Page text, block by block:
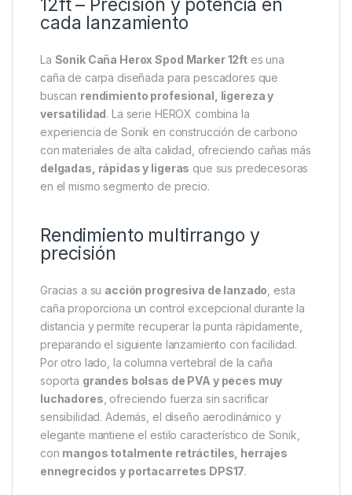
Descripción Specification
Sonik Caña Herox Spod Marker
12ft – Precisión y potencia en
LaSonik Caña Herox Spod Marker 12ft
es una
caña de carpa diseñada para pescadores que
buscan rendimiento profesional, ligereza y
versatilidad. La serie HEROX combina la
experiencia de Sonik en construcción de carbono
con materiales de alta calidad, ofreciendo cañas más
delgadas, rápidas y ligerasque sus predecesoras
en el mismo segmento de precio.
Rendimiento multirrango y
precisión
Gracias a su acción progresiva de lanzado